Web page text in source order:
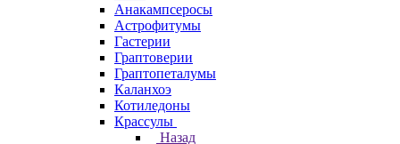
Анакампсеросы
Астрофитумы
Гастерии
Граптоверии
Граптопеталумы
Каланхоэ
Котиледоны
Крассулы
Назад